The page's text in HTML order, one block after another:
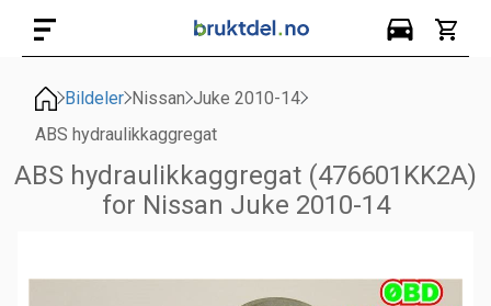
Bildeler Nissan Juke 2010-14
ABS hydraulikkaggregat
ABS hydraulikkaggregat (476601KK2A)
for Nissan Juke 2010-14